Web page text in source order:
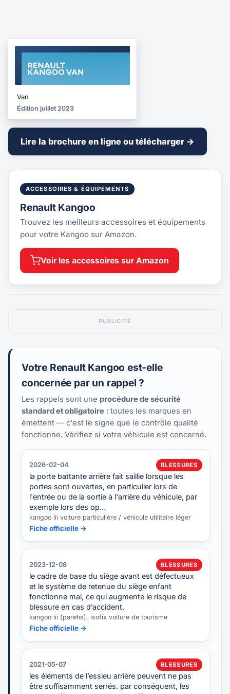
2023
Van
Édition juillet 2023
Lire la brochure en ligne ou télécharger →
ACCESSOIRES & ÉQUIPEMENTS
Renault Kangoo
Trouvez les meilleurs accessoires et équipements
pour votre Kangoo sur Amazon.
Voir les accessoires sur Amazon
PUBLICITÉ
Votre Renault Kangoo est-elle
concernée par un rappel ?
Les rappels sont une procédure de sécurité
standard et obligatoire : toutes les marques en
émettent — c'est le signe que le contrôle qualité
fonctionne. Vérifiez si votre véhicule est concerné.
2026-02-04 BLESSURES
la porte battante arrière fait saillie lorsque les
portes sont ouvertes, en particulier lors de
l'entrée ou de la sortie à l'arrière du véhicule, par
exemple lors des op…
kangoo iii voiture particulière / véhicule utilitaire léger
Fiche officielle →
2023-12-08 BLESSURES
le cadre de base du siège avant est défectueux
et le système de retenue du siège enfant
fonctionne mal, ce qui augmente le risque de
blessure en cas d’accident.
kangoo iii (pareha), isofix voiture de tourisme
Fiche officielle →
2021-05-07 BLESSURES
les éléments de l’essieu arrière peuvent ne pas
être suffisamment serrés. par conséquent, les